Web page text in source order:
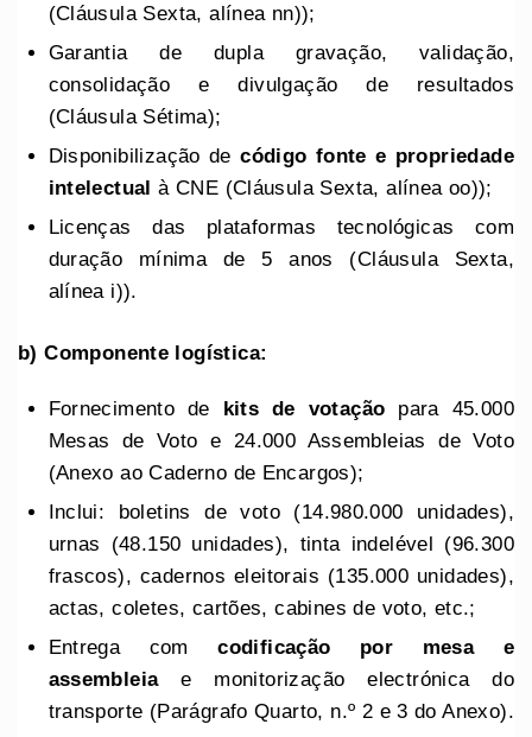
(Cláusula Sexta, alínea nn));
Garantia de dupla gravação, validação,
consolidação e divulgação de resultados
(Cláusula Sétima);
Disponibilização decódigo fonte e propriedade
intelectual à CNE (Cláusula Sexta, alínea oo));
Licenças das plataformas tecnológicas com
duração mínima de 5 anos (Cláusula Sexta,
alínea i)).
b) Componente logística:
Fornecimento de kits de votação para 45.000
Mesas de Voto e 24.000 Assembleias de Voto
(Anexo ao Caderno de Encargos);
Inclui: boletins de voto (14.980.000 unidades),
urnas (48.150 unidades), tinta indelével (96.300
frascos), cadernos eleitorais (135.000 unidades),
actas, coletes, cartões, cabines de voto, etc.;
Entrega comcodificação por mesa e
assembleiae monitorização electrónica do
transporte (Parágrafo Quarto, n.º 2 e 3 do Anexo).